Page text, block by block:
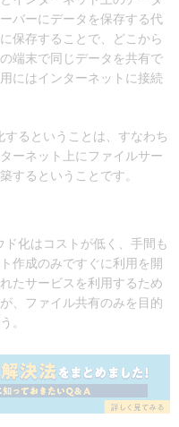
バーにデータを保存する代
保存することで、どこから
端末で同じデータを共有で
にはインターネットに接続
るということは、すなわち
ーネット上にファイルサー
するということです。
化はコストが低く、手間も
作成のみですぐに利用を開
たサービスを利用するため
、ファイル共有のみを目的
。